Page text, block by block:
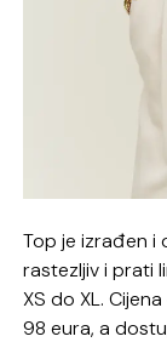
Top je izrađen
rastezljiv i prati
XS do XL.
98 eura, a